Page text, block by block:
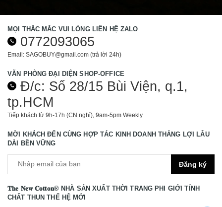
MỌI THẮC MẮC VUI LÒNG LIÊN HỆ ZALO
0772093065
Email: SAGOBUY@gmail.com (trả lời 24h)
VĂN PHÒNG ĐẠI DIỆN SHOP-OFFICE
Đ/c: Số 28/15 Bùi Viện, q.1,
tp.HCM
Tiếp khách từ 9h-17h (CN nghỉ), 9am-5pm Weekly
MỜI KHÁCH ĐẾN CÙNG HỢP TÁC KINH DOANH THẮNG LỢI LÂU
DÀI BỀN VỮNG
Đăng ký
𝐓𝐡𝐞 𝐍𝐞𝐰 𝐂𝐨𝐭𝐭𝐨𝐧®️ NHÀ SẢN XUẤT THỜI TRANG PHI GIỚI TÍNH
CHẤT THUN THẾ HỆ MỚI